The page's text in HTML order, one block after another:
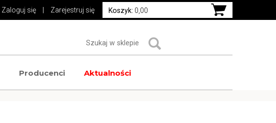
Zaloguj się Zarejestruj się Koszyk: 0,00
Producenci Aktualności